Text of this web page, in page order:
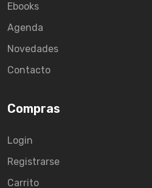
Ebooks
Agenda
Novedades
Contacto
Compras
Login
Registrarse
Carrito